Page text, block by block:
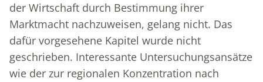
der Wirtschaft durch Bestimmung ihrer
Marktmacht nachzuweisen, gelang nicht. Das
dafür vorgesehene Kapitel wurde nicht
geschrieben. Interessante Untersuchungsansätze
wie der zur regionalen Konzentration nach